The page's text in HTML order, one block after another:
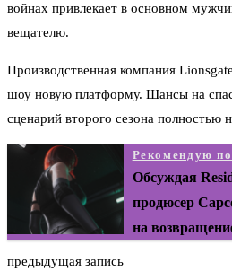
войнах привлекает в основном
вещателю.
Производственная компания
шоу новую платформу. Шансы на
сценарий второго сезона полностью
Рекомендую
Обсуждая
продюсер
на
предыдущая запись